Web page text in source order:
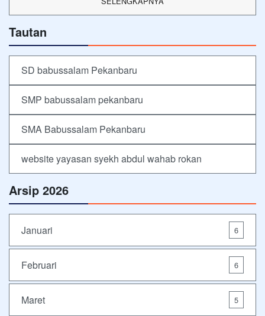
Tautan
SD babussalam Pekanbaru
SMP babussalam pekanbaru
SMA Babussalam Pekanbaru
website yayasan syekh abdul wahab rokan
Arsip 2026
Januari 6
Februari 6
Maret 5